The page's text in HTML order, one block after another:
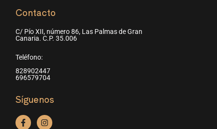
Contacto
C/ Pío XII, número 86, Las Palmas de Gran
Canaria. C.P. 35.006
Teléfono:
828902447
696579704
Síguenos